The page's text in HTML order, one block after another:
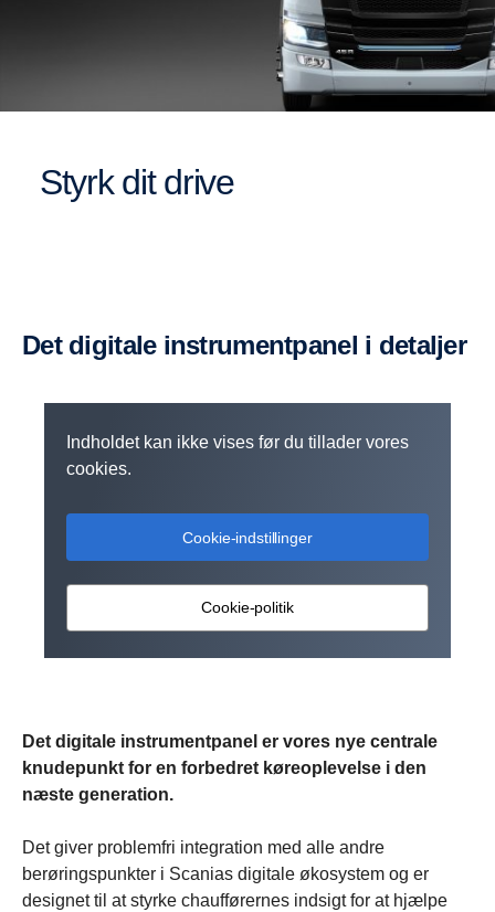
Styrk dit drive
Det digitale instrumentpanel i detaljer
Indholdet kan ikke vises før du tillader vores
cookies.
Cookie-indstillinger
Cookie-politik
Det digitale instrumentpanel er vores nye centrale
knudepunkt for en forbedret køreoplevelse i den
næste generation.
Det giver problemfri integration med alle andre
berøringspunkter i Scanias digitale økosystem og er
designet til at styrke chaufførernes indsigt for at hjælpe